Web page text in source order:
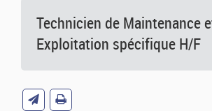
Technicien de Maintenance
Exploitation spécifique H/F